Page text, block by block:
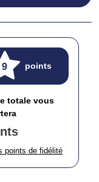
9 points
totale vous
points de fidélité